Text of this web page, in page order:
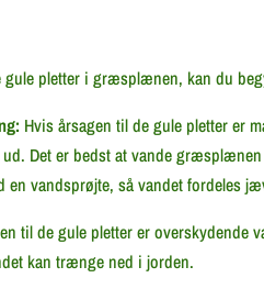
gule pletter i græsplænen, kan du
Hvis årsagen til de gule pletter er
Det er bedst at vande
vandsprøjte, så vandet fordeles
til de gule pletter er
kan trænge ned i jorden.